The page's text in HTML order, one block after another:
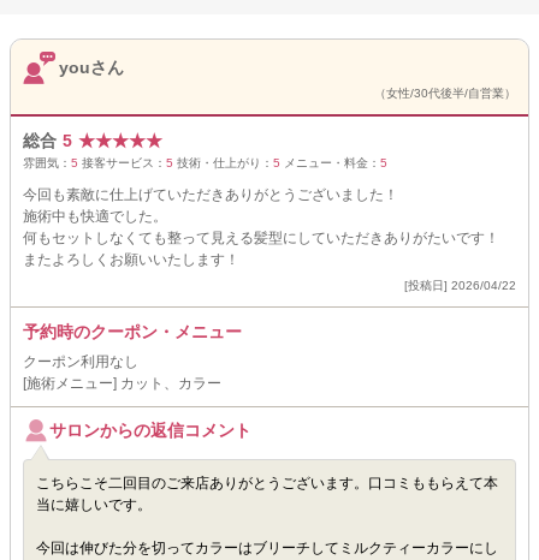
youさん
（女性/30代後半/自営業）
総合 5 ★★★★★
雰囲気： 5 接客サービス： 5 技術・仕上がり： 5 メニュー・料金： 5
今回も素敵に仕上げていただきありがとうございました！
施術中も快適でした。
何もセットしなくても整って見える髪型にしていただきありがたいです！
またよろしくお願いいたします！
[投稿日] 2026/04/22
予約時のクーポン・メニュー
クーポン利用なし
[施術メニュー] カット、カラー
サロンからの返信コメント
こちらこそ二回目のご来店ありがとうございます。口コミももらえて本
当に嬉しいです。
今回は伸びた分を切ってカラーはブリーチしてミルクティーカラーにし